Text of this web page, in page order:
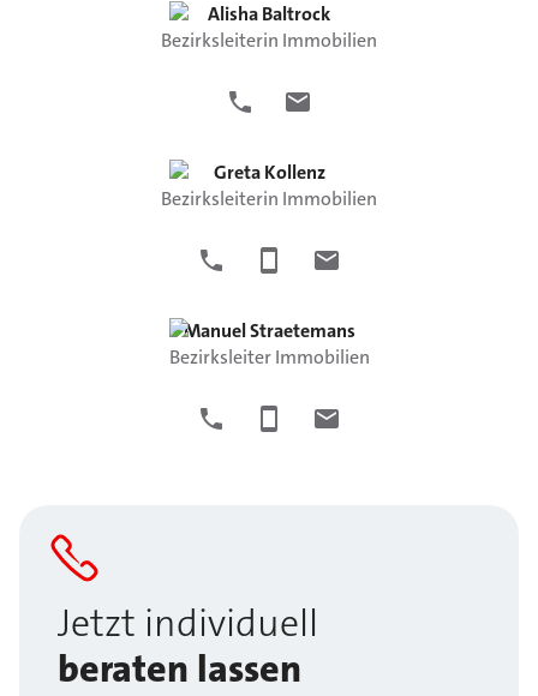
AlishaBaltrock
Bezirksleiterin Immobilien
Greta Kollenz
Bezirksleiterin Immobilien
ManuelStraetemans
Bezirksleiter Immobilien
Jetzt individuell
beraten lassen